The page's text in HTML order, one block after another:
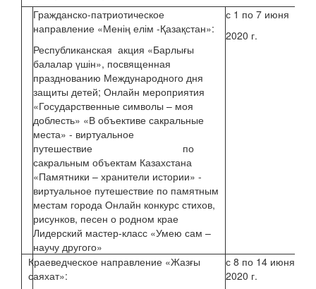
Гражданско-патриотическое
направление «Менің елім -Қазақстан»:
Республиканская акция «Барлығы
балалар үшін», посвященная
празднованию Международного дня
защиты детей; Онлайн мероприятия
«Государственные символы – моя
доблесть» «В объективе сакральные
места» - виртуальное
путешествие по
сакральным объектам Казахстана
«Памятники – хранители истории» -
виртуальное путешествие по памятным
местам города Онлайн конкурс стихов,
рисунков, песен о родном крае
Лидерский мастер-класс «Умею сам –
научу другого»
с 1 по 7 июня
2020 г.
Краеведческое направление «Жазғы
саяхат»:
с 8 по 14 июня
2020 г.